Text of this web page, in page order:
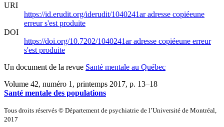
URI
https://id.erudit.org/iderudit/1040241aradresse copiéeune
erreur s'est produite
DOI
https://doi.org/10.7202/1040241aradresse copiéeune erreur
s'est produite
Un document de la revue Santé mentale au Québec
Volume 42, numéro 1, printemps 2017, p. 13–18
Santé mentale des populations
Tous droits réservés © Département de psychiatrie de l’Université de Montréal,
2017